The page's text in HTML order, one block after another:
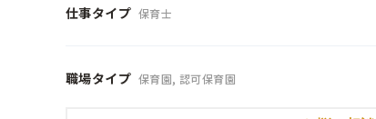
仕事タイプ 保育士
職場タイプ 保育園, 認可保育園